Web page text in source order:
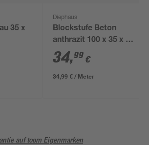
35 x
Diephaus
Blockstufe Beton
anthrazit 100 x 35 x 15
cm
34,99 €
34,99 € / Meter
auf toom Eigenmarken